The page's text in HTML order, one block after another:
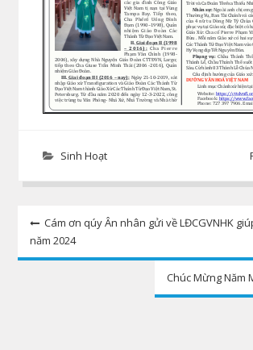
Sinh Hoạt
Post
navigation
Cám ơn qúy Ân nhân gửi về LĐCGVNHK
năm 2024
Chúc Mừng Năm